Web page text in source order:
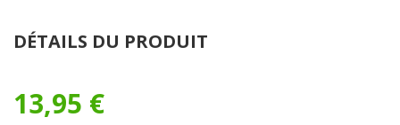
DÉTAILS DU PRODUIT
13,95 €